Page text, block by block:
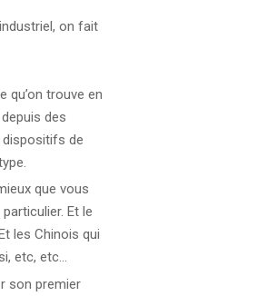
on fait
qu’on trouve en
des
dispositifs de
que vous
Et le
les Chinois qui
etc, etc…
son premier